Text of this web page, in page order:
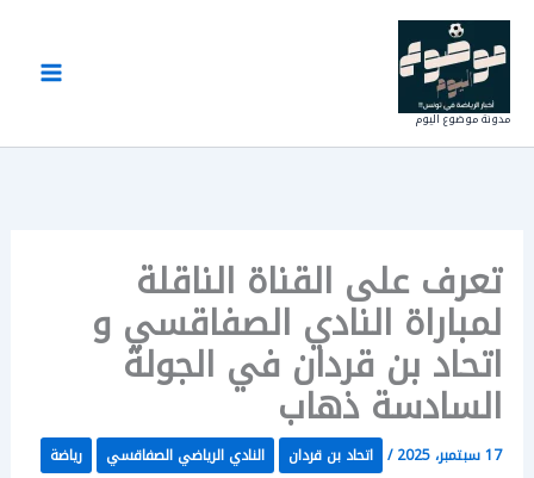
تخطي
إلى
المحتوى
مدونة موضوع اليوم
تعرف على القناة الناقلة
لمباراة النادي الصفاقسي و
اتحاد بن قردان في الجولة
السادسة ذهاب
17 سبتمبر، 2025 / اتحاد بن قردان النادي الرياضي الصفاقسي رياضة